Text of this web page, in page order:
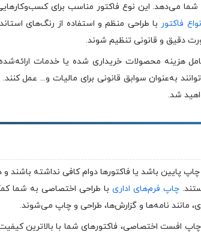
شما می‌دهد. این نوع فاکتور مناسب برای
فاکتور با طراحی منظم و استفاده از رنگ‌های
دقیق و قانونی تنظیم شوند.
هزینه محصولات خریداری شده یا خدمات
به‌عنوان سوابق قانونی برای مالیات و... عمل
شد.
پایین باشد یا فاکتورها دوام کافی نداشته
چاپ فرم‌های اداری با طراحی اختصاصی به شما
مانند نامه‌ها و گزارش‌ها، طراحی و چاپ می‌شوند.
افست اختصاصی، فاکتورهای شما با بالاترین